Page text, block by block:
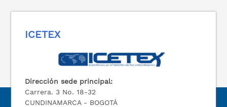
ICETEX
Dirección sede principal:
Carrera. 3 No. 18-32
CUNDINAMARCA - BOGOTÁ